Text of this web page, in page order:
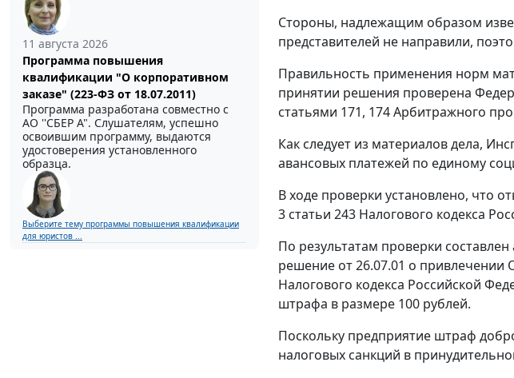
11 августа 2026
Программа повышения
квалификации "О корпоративном
заказе" (223-ФЗ от 18.07.2011)
Программа разработана совместно с
АО ''СБЕР А". Слушателям, успешно
освоившим программу, выдаются
удостоверения установленного
образца.
Выберите тему программы повышения квалификации
для юристов ...
Стороны, надлежащим образом
представителей не направили,
Правильность применения норм
принятии решения проверена
статьями 171, 174Арбитражного
Как следует из материалов дела,
авансовых платежей по единому
В ходе проверки установлено, что
3 статьи 243 Налогового кодекса
По результатам проверки
решение от 26.07.01 о привлечении
Налогового кодекса Российской
штрафа в размере 100 рублей.
Поскольку предприятие штраф
налоговых санкций в